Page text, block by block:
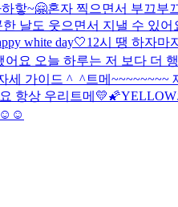
핳~🤗혼자 찍으면서 부끄
날도 웃으면서 지낼 수 있
white day🤍12시 땡 하자마
요 오늘 하루는 저 보다 더
세 가이드 ^_^트메~~~~~~~~
항상 우리트메💛🌠YELLOW